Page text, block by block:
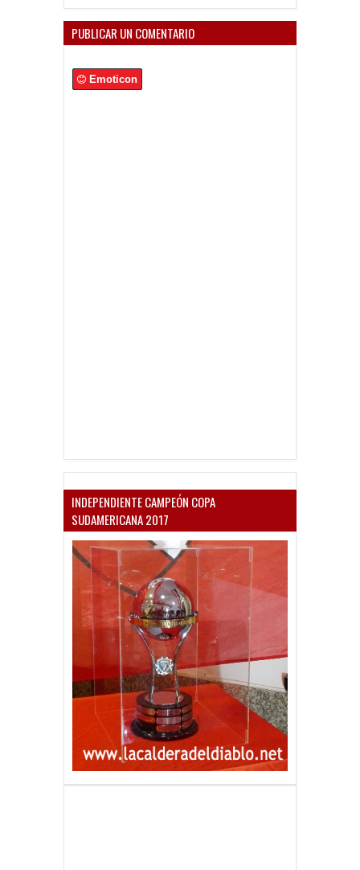
PUBLICAR UN COMENTARIO
Emoticon
INDEPENDIENTE CAMPEÓN COPA
SUDAMERICANA 2017